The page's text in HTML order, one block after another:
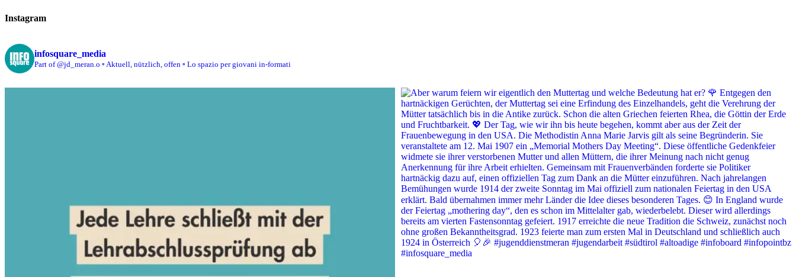
Instagram
infosquare_media
Part of @jd_meran.o ▫️ Aktuell, nützlich, offen ▫️ Lo spazio per giovani in-formati